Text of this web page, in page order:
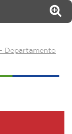
Departamento